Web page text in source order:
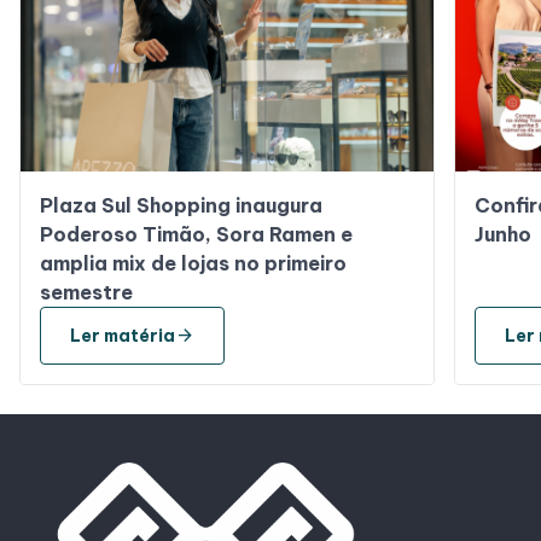
Plaza Sul Shopping inaugura
Poderoso Timão, Sora Ramen e
amplia mix de lojas no primeiro
semestre
Ler matéria arrow_forward
Junho
Ler